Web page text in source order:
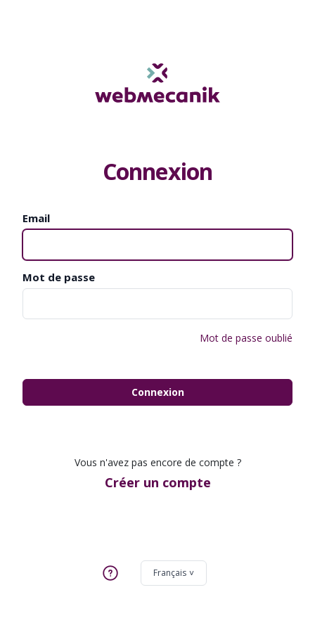
Connexion
Email
Mot de passe
Mot de passe oublié
Connexion
Vous n'avez pas encore de compte ?
Créer un compte
Français